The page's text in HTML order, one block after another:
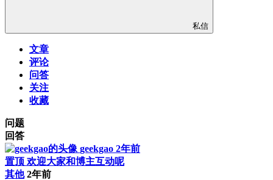
私信
文章
评论
问答
关注
收藏
问题
回答
geekgao 2年前
置顶 欢迎大家和博主互动呢
其他 2年前